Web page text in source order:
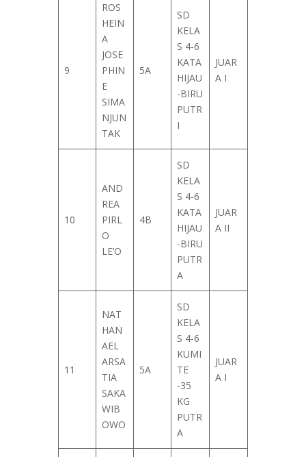
9
ROS
HEIN
A
JOSE
PHIN
E
SIMA
NJUN
TAK
5A
SD
KELA
S 4-6
KATA
HIJAU
-BIRU
PUTR
I
JUAR
A I
10
AND
REA
PIRL
O
LE’O
4B
SD
KELA
S 4-6
KATA
HIJAU
-BIRU
PUTR
A
JUAR
A II
11
NAT
HAN
AEL
ARSA
TIA
SAKA
WIB
OWO
5A
SD
KELA
S 4-6
KUMI
TE
-35
KG
PUTR
A
JUAR
A I